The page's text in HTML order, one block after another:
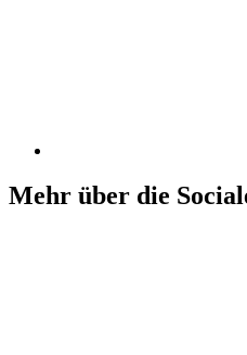
Mehr über die